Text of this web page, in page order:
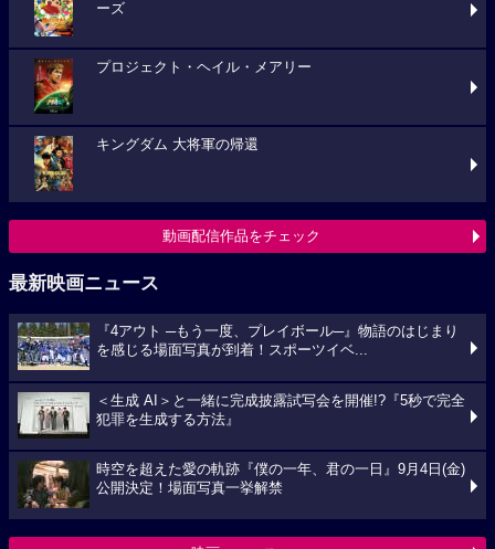
ーズ
プロジェクト・ヘイル・メアリー
キングダム 大将軍の帰還
動画配信作品をチェック
最新映画ニュース
『4アウト ─もう一度、プレイボール─』物語のはじまり
を感じる場面写真が到着！スポーツイベ...
＜生成 AI＞と一緒に完成披露試写会を開催!?『5秒で完全
犯罪を生成する方法』
時空を超えた愛の軌跡『僕の一年、君の一日』9月4日(金)
公開決定！場面写真一挙解禁